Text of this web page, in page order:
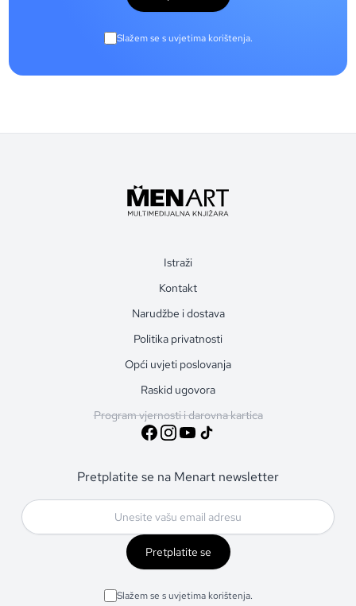
Slažem se s uvjetima korištenja.
Istraži
Kontakt
Narudžbe i dostava
Politika privatnosti
Opći uvjeti poslovanja
Raskid ugovora
Program vjernosti i darovna kartica
Pretplatite se na Menart newsletter
Pretplatite se
Slažem se s uvjetima korištenja.